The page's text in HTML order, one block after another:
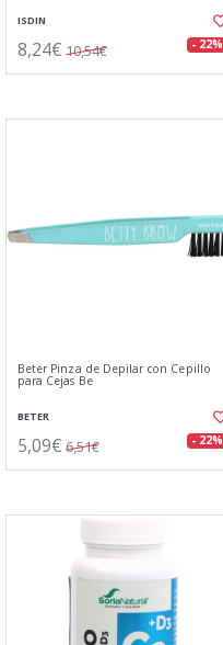
ISDIN
8,24€ 10,54€ - 22%
Beter Pinza de Depilar con Cepillo
para Cejas Be
BETER
5,09€ 6,51€ - 22%